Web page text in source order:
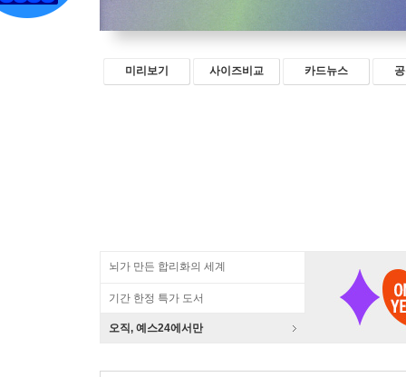
미리보기 사이즈비교 카드뉴스
뇌가 만든 합리화의 세계
기간 한정 특가 도서
오직, 예스24에서만